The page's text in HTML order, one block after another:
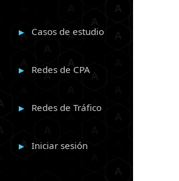
Casos de estudio
Redes de CPA
Redes de Tráfico
Iniciar sesión